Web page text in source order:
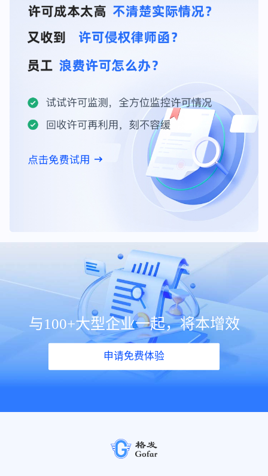
与100+大型企业一起，将本增效
申请免费体验